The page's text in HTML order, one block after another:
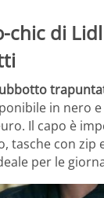
chic di
in nero
Il capo è
tasche con zip
per le